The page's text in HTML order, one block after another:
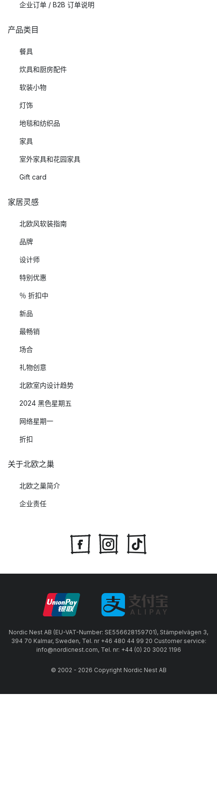
企业订单 / B2B 订单说明
产品类目
餐具
炊具和厨房配件
软装小物
灯饰
地毯和纺织品
家具
室外家具和花园家具
Gift card
家居灵感
北欧风软装指南
品牌
设计师
特别优惠
％ 折扣中
新品
最畅销
场合
礼物创意
北欧室内设计趋势
2024 黑色星期五
网络星期一
折扣
关于北欧之巢
北欧之巢简介
企业责任
Nordic Nest AB (EU-VAT-Number: SE556628159701), Stämpelvägen 3,
394 70 Kalmar, Sweden, Tel. nr +46 480 44 99 20 Customer service:
info@nordicnest.com, Tel. nr: +44 (0) 20 3002 1196
© 2002 - 2026 Copyright Nordic Nest AB